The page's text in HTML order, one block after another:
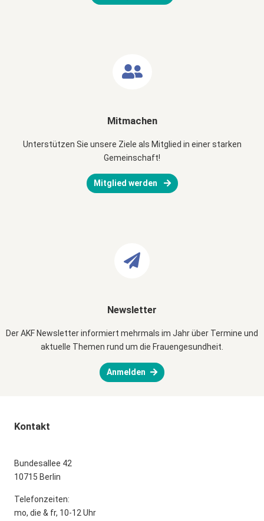
Mitmachen
Unterstützen Sie unsere Ziele als Mitglied in einer starken
Gemeinschaft!
Mitglied werden
Newsletter
Der AKF Newsletter informiert mehrmals im Jahr über Termine und
aktuelle Themen rund um die Frauengesundheit.
Anmelden
Kontakt
Bundesallee 42
10715 Berlin
Telefonzeiten:
mo, die & fr, 10-12 Uhr